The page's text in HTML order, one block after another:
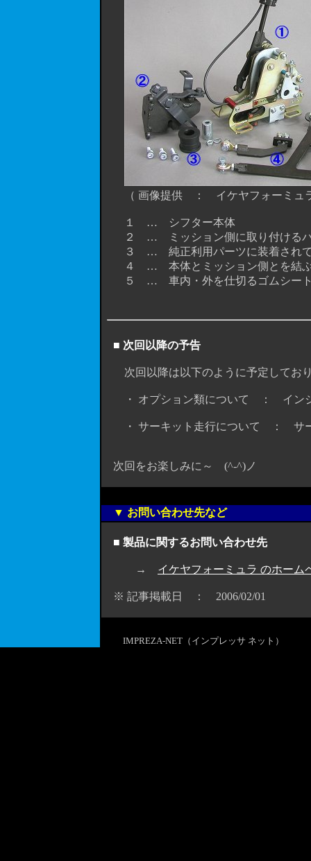
（ 画像提供 ： イケヤフォーミュ
１ … シフター本体
２ … ミッション側に取り付ける
３ … 純正利用パーツに装着されてい
４ … 本体とミッション側とを結ぶ
５ … 車内・外を仕切るゴムシート
■ 次回以降の予告
次回以降は以下のように予定してお
・ オプション類について ： インジ
・ サーキット走行について ： サー
次回をお楽しみに～ (^-^)ノ
▼ お問い合わせ先など
■ 製品に関するお問い合わせ先
→ イケヤフォーミュラ のホーム
※ 記事掲載日 ： 2006/02/01
IMPREZA-NET（インプレッサ ネット）